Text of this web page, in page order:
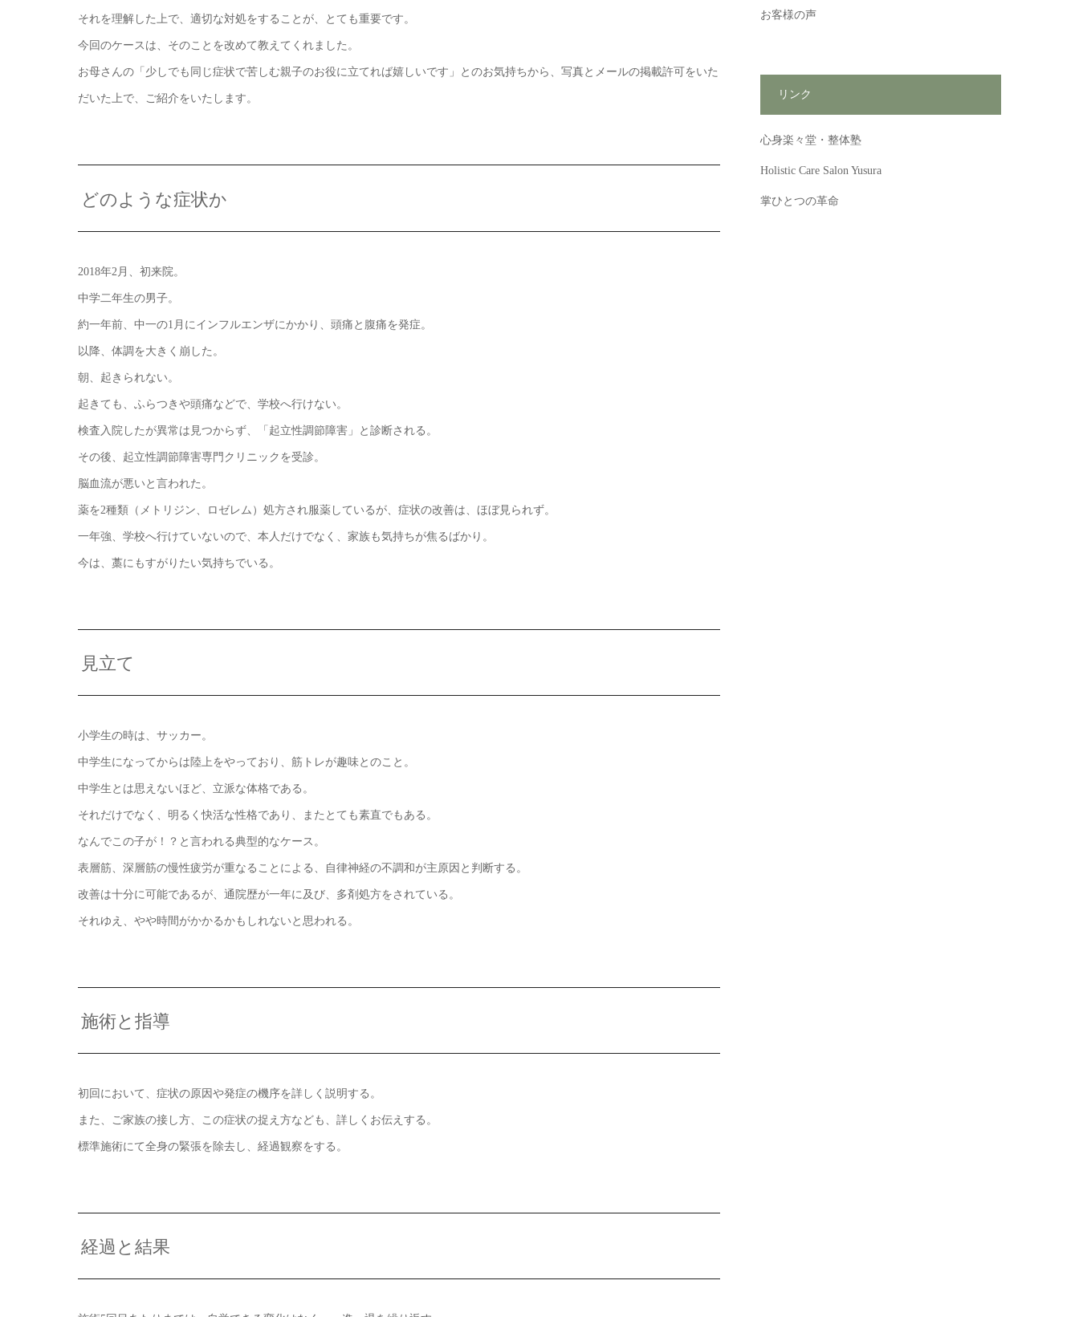
それを理解した上で、適切な対処をすることが、とても重要です。
今回のケースは、そのことを改めて教えてくれました。
お母さんの「少しでも同じ症状で苦しむ親子のお役に立てれば嬉しいです」とのお気持ちから、写真とメールの掲載許可をいた
だいた上で、ご紹介をいたします。
どのような症状か
2018年2月、初来院。
中学二年生の男子。
約一年前、中一の1月にインフルエンザにかかり、頭痛と腹痛を発症。
以降、体調を大きく崩した。
朝、起きられない。
起きても、ふらつきや頭痛などで、学校へ行けない。
検査入院したが異常は見つからず、「起立性調節障害」と診断される。
その後、起立性調節障害専門クリニックを受診。
脳血流が悪いと言われた。
薬を2種類（メトリジン、ロゼレム）処方され服薬しているが、症状の改善は、ほぼ見られず。
一年強、学校へ行けていないので、本人だけでなく、家族も気持ちが焦るばかり。
今は、藁にもすがりたい気持ちでいる。
見立て
小学生の時は、サッカー。
中学生になってからは陸上をやっており、筋トレが趣味とのこと。
中学生とは思えないほど、立派な体格である。
それだけでなく、明るく快活な性格であり、またとても素直でもある。
なんでこの子が！？と言われる典型的なケース。
表層筋、深層筋の慢性疲労が重なることによる、自律神経の不調和が主原因と判断する。
改善は十分に可能であるが、通院歴が一年に及び、多剤処方をされている。
それゆえ、やや時間がかかるかもしれないと思われる。
施術と指導
初回において、症状の原因や発症の機序を詳しく説明する。
また、ご家族の接し方、この症状の捉え方なども、詳しくお伝えする。
標準施術にて全身の緊張を除去し、経過観察をする。
経過と結果
お客様の声
リンク
心身楽々堂・整体塾
Holistic Care Salon Yusura
掌ひとつの革命